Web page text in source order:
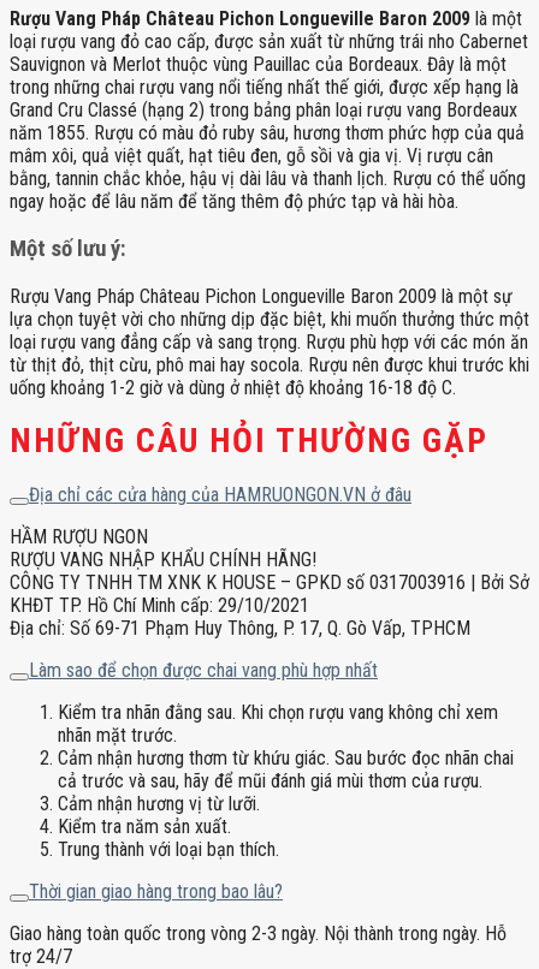
Rượu Vang Pháp Château Pichon Longueville Baron 2009 là một
loại rượu vang đỏ cao cấp, được sản xuất từ những trái nho Cabernet
Sauvignon và Merlot thuộc vùng Pauillac của Bordeaux. Đây là một
trong những chai rượu vang nổi tiếng nhất thế giới, được xếp hạng là
Grand Cru Classé (hạng 2) trong bảng phân loại rượu vang Bordeaux
năm 1855. Rượu có màu đỏ ruby sâu, hương thơm phức hợp của quả
mâm xôi, quả việt quất, hạt tiêu đen, gỗ sồi và gia vị. Vị rượu cân
bằng, tannin chắc khỏe, hậu vị dài lâu và thanh lịch. Rượu có thể uống
ngay hoặc để lâu năm để tăng thêm độ phức tạp và hài hòa.
Một số lưu ý:
Rượu Vang Pháp Château Pichon Longueville Baron 2009 là một sự
lựa chọn tuyệt vời cho những dịp đặc biệt, khi muốn thưởng thức một
loại rượu vang đẳng cấp và sang trọng. Rượu phù hợp với các món ăn
từ thịt đỏ, thịt cừu, phô mai hay socola. Rượu nên được khui trước khi
uống khoảng 1-2 giờ và dùng ở nhiệt độ khoảng 16-18 độ C.
NHỮNG CÂU HỎI THƯỜNG GẶP
Địa chỉ các cửa hàng của HAMRUONGON.VN ở đâu
HẦM RƯỢU NGON
RƯỢU VANG NHẬP KHẨU CHÍNH HÃNG!
CÔNG TY TNHH TM XNK K HOUSE – GPKD số 0317003916 | Bởi Sở
KHĐT TP. Hồ Chí Minh cấp: 29/10/2021
Địa chỉ: Số 69-71 Phạm Huy Thông, P. 17, Q. Gò Vấp, TPHCM
Làm sao để chọn được chai vang phù hợp nhất
Kiểm tra nhãn đằng sau. Khi chọn rượu vang không chỉ xem
nhãn mặt trước.
Cảm nhận hương thơm từ khứu giác. Sau bước đọc nhãn chai
cả trước và sau, hãy để mũi đánh giá mùi thơm của rượu.
Cảm nhận hương vị từ lưỡi.
Kiểm tra năm sản xuất.
Trung thành với loại bạn thích.
Thời gian giao hàng trong bao lâu?
Giao hàng toàn quốc trong vòng 2-3 ngày. Nội thành trong ngày. Hỗ
trợ 24/7